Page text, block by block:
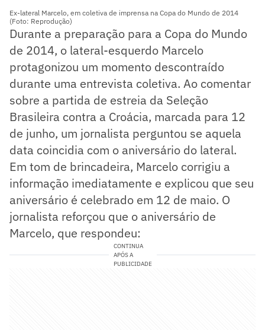
Ex-lateral Marcelo, em coletiva de imprensa na Copa do Mundo de 2014
(Foto: Reprodução)
Durante a preparação para a Copa do Mundo
de 2014, o lateral-esquerdo Marcelo
protagonizou um momento descontraído
durante uma entrevista coletiva. Ao comentar
sobre a partida de estreia da Seleção
Brasileira contra a Croácia, marcada para 12
de junho, um jornalista perguntou se aquela
data coincidia com o aniversário do lateral.
Em tom de brincadeira, Marcelo corrigiu a
informação imediatamente e explicou que seu
aniversário é celebrado em 12 de maio. O
jornalista reforçou que o aniversário de
Marcelo, que respondeu:
CONTINUA
APÓS A
PUBLICIDADE